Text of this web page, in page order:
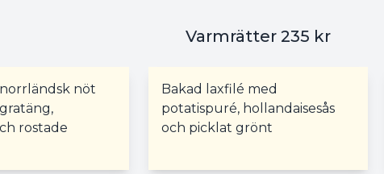
Varmrätter 235 kr
nöt
rostade
Bakad laxfilé med
potatispuré, hollandaisesås
och picklat grönt